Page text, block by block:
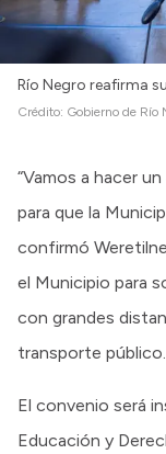
Río Negro reafirma
Crédito: Gobierno de Río
“Vamos a hacer
para que la
confirmó
el Municipio para
con grandes
transporte público.
El convenio será
Educación y